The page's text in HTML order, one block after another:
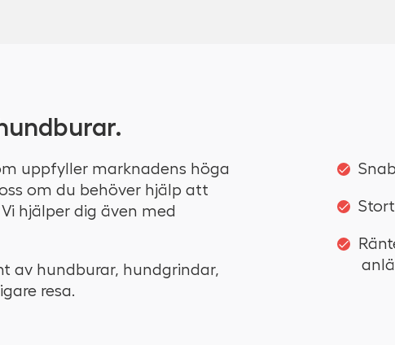
uppfyller marknadens höga
om du behöver hjälp att
hjälper dig även med
av hundburar, hundgrindar,
resa.